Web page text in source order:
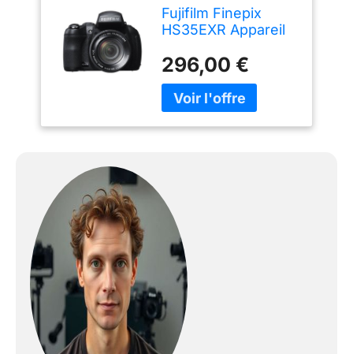
Fujifilm Finepix
HS35EXR Appareil
Bridge 16 Mpix Noir
296,00 €